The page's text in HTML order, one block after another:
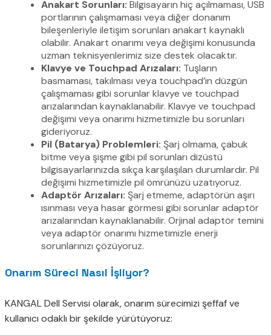
Anakart Sorunları: Bilgisayarın hiç açılmaması, USB
portlarının çalışmaması veya diğer donanım
bileşenleriyle iletişim sorunları anakart kaynaklı
olabilir. Anakart onarımı veya değişimi konusunda
uzman teknisyenlerimiz size destek olacaktır.
Klavye ve Touchpad Arızaları: Tuşların
basmaması, takılması veya touchpad’in düzgün
çalışmaması gibi sorunlar klavye ve touchpad
arızalarından kaynaklanabilir. Klavye ve touchpad
değişimi veya onarımı hizmetimizle bu sorunları
gideriyoruz.
Pil (Batarya) Problemleri: Şarj olmama, çabuk
bitme veya şişme gibi pil sorunları dizüstü
bilgisayarlarınızda sıkça karşılaşılan durumlardır. Pil
değişimi hizmetimizle pil ömrünüzü uzatıyoruz.
Adaptör Arızaları: Şarj etmeme, adaptörün aşırı
ısınması veya hasar görmesi gibi sorunlar adaptör
arızalarından kaynaklanabilir. Orjinal adaptör temini
veya adaptör onarımı hizmetimizle enerji
sorunlarınızı çözüyoruz.
Onarım Süreci Nasıl İşliyor?
KANGAL Dell Servisi olarak, onarım sürecimizi şeffaf ve
kullanıcı odaklı bir şekilde yürütüyoruz: